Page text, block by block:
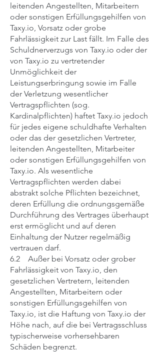
leitenden Angestellten, Mitarbeitern
oder sonstigen Erfüllungsgehilfen von
Taxy.io, Vorsatz oder grobe
Fahrlässigkeit zur Last fällt. Im Falle des
Schuldnerverzugs von Taxy.io oder der
von Taxy.io zu vertretender
Unmöglichkeit der
Leistungserbringung sowie im Falle
der Verletzung wesentlicher
Vertragspflichten (sog.
Kardinalpflichten) haftet Taxy.io jedoch
für jedes eigene schuldhafte Verhalten
oder das der gesetzlichen Vertreter,
leitenden Angestellten, Mitarbeiter
oder sonstigen Erfüllungsgehilfen von
Taxy.io. Als wesentliche
Vertragspflichten werden dabei
abstrakt solche Pflichten bezeichnet,
deren Erfüllung die ordnungsgemäße
Durchführung des Vertrages überhaupt
erst ermöglicht und auf deren
Einhaltung der Nutzer regelmäßig
vertrauen darf.
6.2 Außer bei Vorsatz oder grober
Fahrlässigkeit von Taxy.io, den
gesetzlichen Vertretern, leitenden
Angestellten, Mitarbeitern oder
sonstigen Erfüllungsgehilfen von
Taxy.io, ist die Haftung von Taxy.io der
Höhe nach, auf die bei Vertragsschluss
typischerweise vorhersehbaren
Schäden begrenzt.